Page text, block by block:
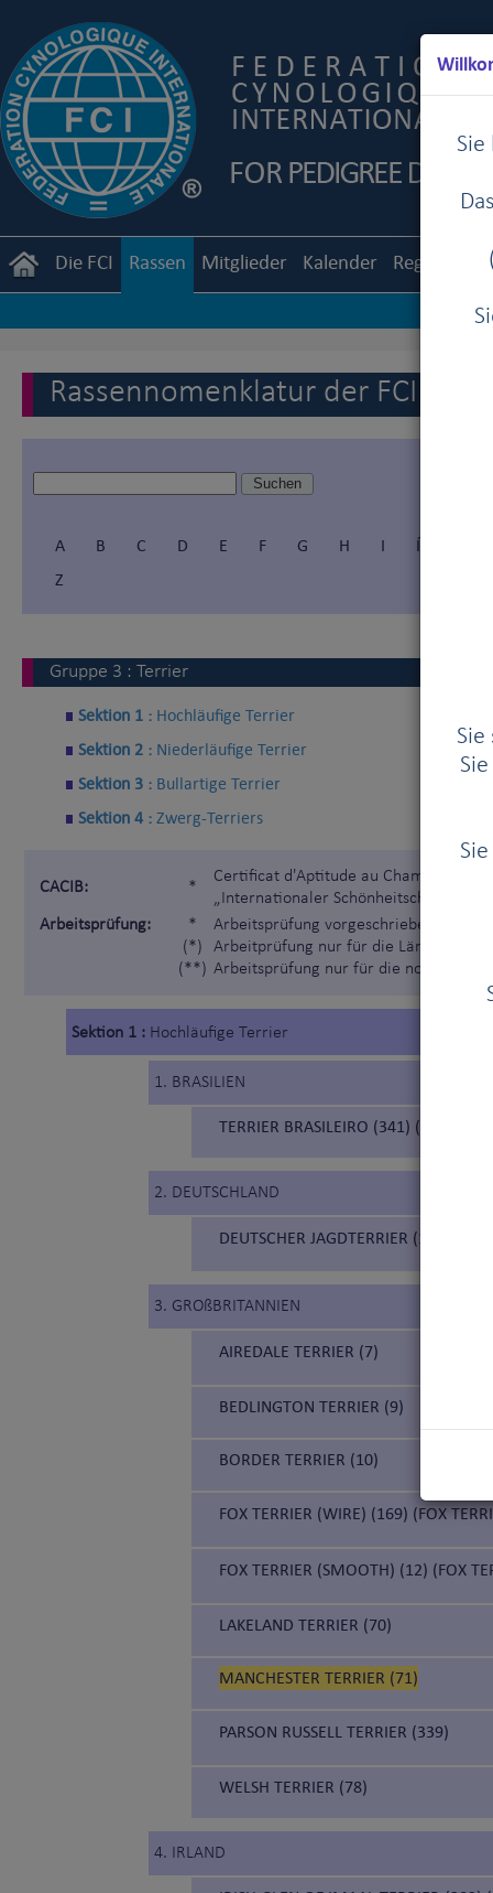
Sie
Sie
Die FCI Rassen Mitglieder Kalender Reglemente
Rassennomenklatur der FCI
A B C D E F G H I Í
Z
Gruppe 3 : Terrier
Sektion 1 : Hochläufige Terrier
Sektion 2 : Niederläufige Terrier
Sektion 3 : Bullartige Terrier
Sektion 4 : Zwerg-Terriers
CACIB: *
Certificat d'Aptitude au Championnat
„Internationaler Schönheitschampion“)
Arbeitsprüfung:
*
(*)
(**)
Arbeitsprüfung vorgeschrieben
Arbeitprüfung nur für die Länder, die
Arbeitsprüfung nur für die nordischen
Sektion 1 : Hochläufige Terrier
1. BRASILIEN
TERRIER BRASILEIRO (341)
2. DEUTSCHLAND
DEUTSCHER JAGDTERRIER (103)
3. GROßBRITANNIEN
AIREDALE TERRIER (7)
BEDLINGTON TERRIER (9)
BORDER TERRIER (10)
FOX TERRIER (WIRE) (169) (FOX
FOX TERRIER (SMOOTH) (12) (FOX
LAKELAND TERRIER (70)
MANCHESTER TERRIER (71)
PARSON RUSSELL TERRIER (339)
WELSH TERRIER (78)
4. IRLAND